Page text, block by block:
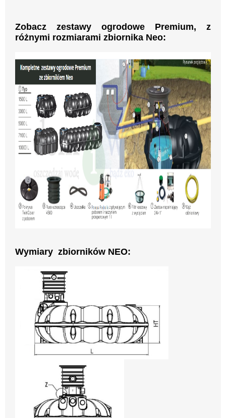
Zobacz zestawy ogrodowe Premium, z
różnymi rozmiarami zbiornika Neo:
Wymiary zbiorników NEO: